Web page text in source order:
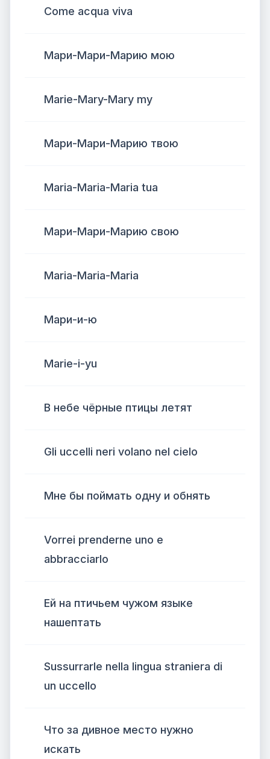
Come acqua viva
Мари-Мари-Марию мою
Marie-Mary-Mary my
Мари-Мари-Марию твою
Maria-Maria-Maria tua
Мари-Мари-Марию свою
Maria-Maria-Maria
Мари-и-ю
Marie-i-yu
В небе чёрные птицы летят
Gli uccelli neri volano nel cielo
Мне бы поймать одну и обнять
Vorrei prenderne uno e
abbracciarlo
Ей на птичьем чужом языке
нашептать
Sussurrarle nella lingua straniera di
un uccello
Что за дивное место нужно
искать